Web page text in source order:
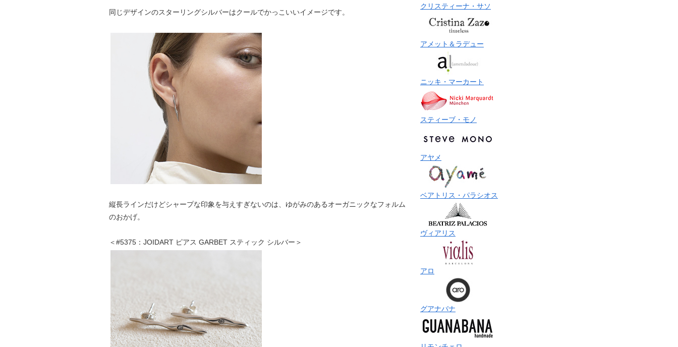
同じデザインのスターリングシルバーはクールでかっこいいイメージです。
縦長ラインだけどシャープな印象を与えすぎないのは、ゆがみのあるオーガニックなフォルム
のおかげ。
＜#5375：JOIDART ピアス GARBET スティック シルバー＞
クリスティーナ・サソ
アメット＆ラデュー
ニッキ・マーカート
スティーブ・モノ
アヤメ
ベアトリス・パラシオス
ヴィアリス
アロ
グアナバナ